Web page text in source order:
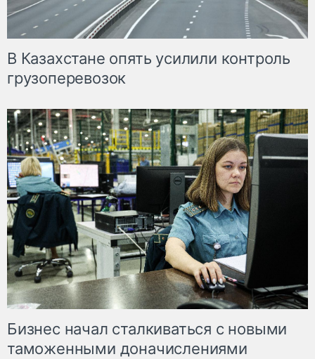
В Казахстане опять усилили контроль
грузоперевозок
Бизнес начал сталкиваться с новыми
таможенными доначислениями